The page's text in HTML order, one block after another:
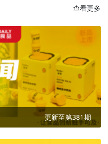
查看更多
更新至第381期